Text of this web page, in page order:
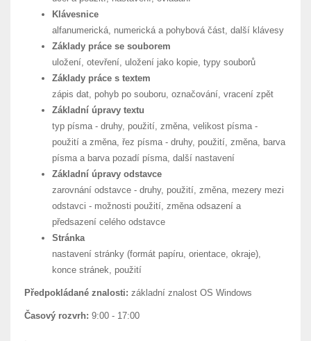
Klávesnice
alfanumerická, numerická a pohybová část, další klávesy
Základy práce se souborem
uložení, otevření, uložení jako kopie, typy souborů
Základy práce s textem
zápis dat, pohyb po souboru, označování, vracení zpět
Základní úpravy textu
typ písma - druhy, použití, změna, velikost písma -
použití a změna, řez písma - druhy, použití, změna, barva
písma a barva pozadí písma, další nastavení
Základní úpravy odstavce
zarovnání odstavce - druhy, použití, změna, mezery mezi
odstavci - možnosti použití, změna odsazení a
předsazení celého odstavce
Stránka
nastavení stránky (formát papíru, orientace, okraje),
konce stránek, použití
Předpokládané znalosti: základní znalost OS Windows
Časový rozvrh: 9:00 - 17:00
.